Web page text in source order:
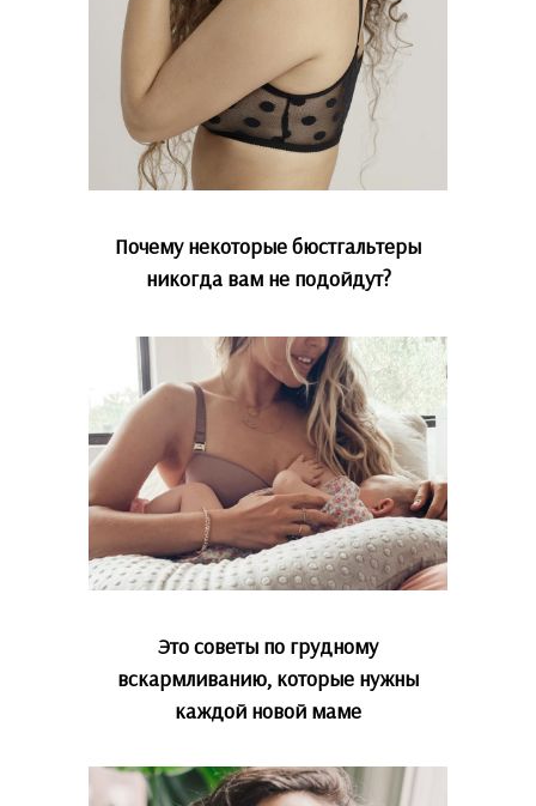
Почему некоторые бюстгальтеры
никогда вам не подойдут?
Это советы по грудному
вскармливанию, которые нужны
каждой новой маме